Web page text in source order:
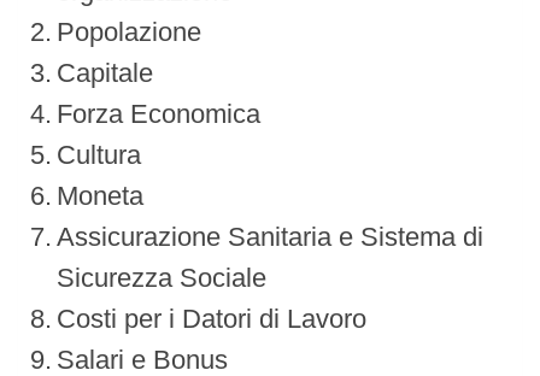
Popolazione
Capitale
Forza Economica
Cultura
Moneta
Assicurazione Sanitaria e Sistema di
Sicurezza Sociale
Costi per i Datori di Lavoro
Salari e Bonus